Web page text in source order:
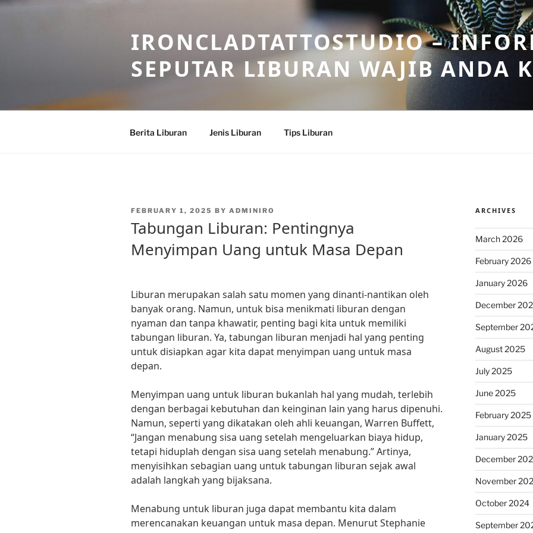
Skip
IRONCLADTATTOSTUDIO –
SEPUTAR LIBURAN WAJIB ANDA
Berita Liburan Jenis Liburan Tips Liburan
POSTED
FEBRUARY 1, 2025 BY ADMINIRO
Tabungan Liburan: Pentingnya
Menyimpan Uang untuk Masa Depan
Liburan merupakan salah satu momen yang dinanti-nantikan oleh
banyak orang. Namun, untuk bisa menikmati liburan dengan
nyaman dan tanpa khawatir, penting bagi kita untuk memiliki
tabungan liburan. Ya, tabungan liburan menjadi hal yang penting
untuk disiapkan agar kita dapat menyimpan uang untuk masa
depan.
Menyimpan uang untuk liburan bukanlah hal yang mudah, terlebih
dengan berbagai kebutuhan dan keinginan lain yang harus dipenuhi.
Namun, seperti yang dikatakan oleh ahli keuangan, Warren Buffett,
“Jangan menabung sisa uang setelah mengeluarkan biaya hidup,
tetapi hiduplah dengan sisa uang setelah menabung.” Artinya,
menyisihkan sebagian uang untuk tabungan liburan sejak awal
adalah langkah yang bijaksana.
Menabung untuk liburan juga dapat membantu kita dalam
merencanakan keuangan untuk masa depan. Menurut Stephanie
ARCHIVES
March 2026
February 2026
January 2026
December
September
August 2025
July 2025
June 2025
February 2025
January 2025
December
November
October 2024
September